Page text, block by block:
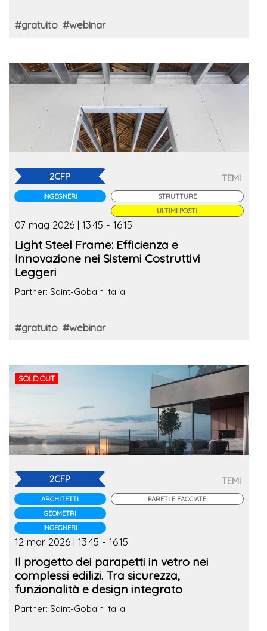
#gratuito #webinar
2CFP
INGEGNERI
TEMI
STRUTTURE
ULTIMI POSTI
07 mag 2026 | 13.45 - 16.15
Light Steel Frame: Efficienza e
Innovazione nei Sistemi Costruttivi
Leggeri
Partner: Saint-Gobain Italia
#gratuito #webinar
SOLD OUT
2CFP
ARCHITETTI
GEOMETRI
INGEGNERI
TEMI
PARETI E FACCIATE
12 mar 2026 | 13.45 - 16.15
Il progetto dei parapetti in vetro nei
complessi edilizi. Tra sicurezza,
funzionalità e design integrato
Partner: Saint-Gobain Italia